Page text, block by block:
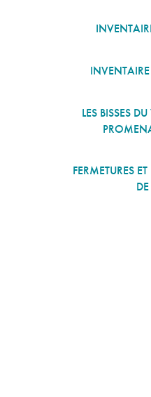
LES BISSES
FERMETURES